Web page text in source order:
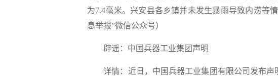
为7.4毫米。兴安县各乡镇并未发生暴雨导致内涝等
息举报”微信公众号）
辟谣：中国兵器工业集团声明
详情： 近日，中国兵器工业集团有限公司发布